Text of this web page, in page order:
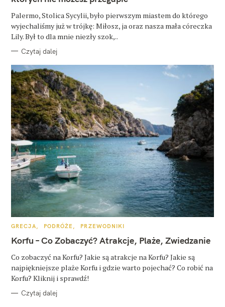
Palermo, Stolica Sycylii, było pierwszym miastem do którego
wyjechaliśmy już w trójkę: Miłosz, ja oraz nasza mała córeczka
Lily. Był to dla mnie niezły szok,..
Czytaj dalej
K
T
E
O
R
I
GRECJA PODRÓŻE PRZEWODNIKI
Korfu – Co Zobaczyć? Atrakcje, Plaże, Zwiedzanie
Co zobaczyć na Korfu? Jakie są atrakcje na Korfu? Jakie są
najpiękniejsze plaże Korfu i gdzie warto pojechać? Co robić na
Korfu? Kliknij i sprawdź!
Czytaj dalej